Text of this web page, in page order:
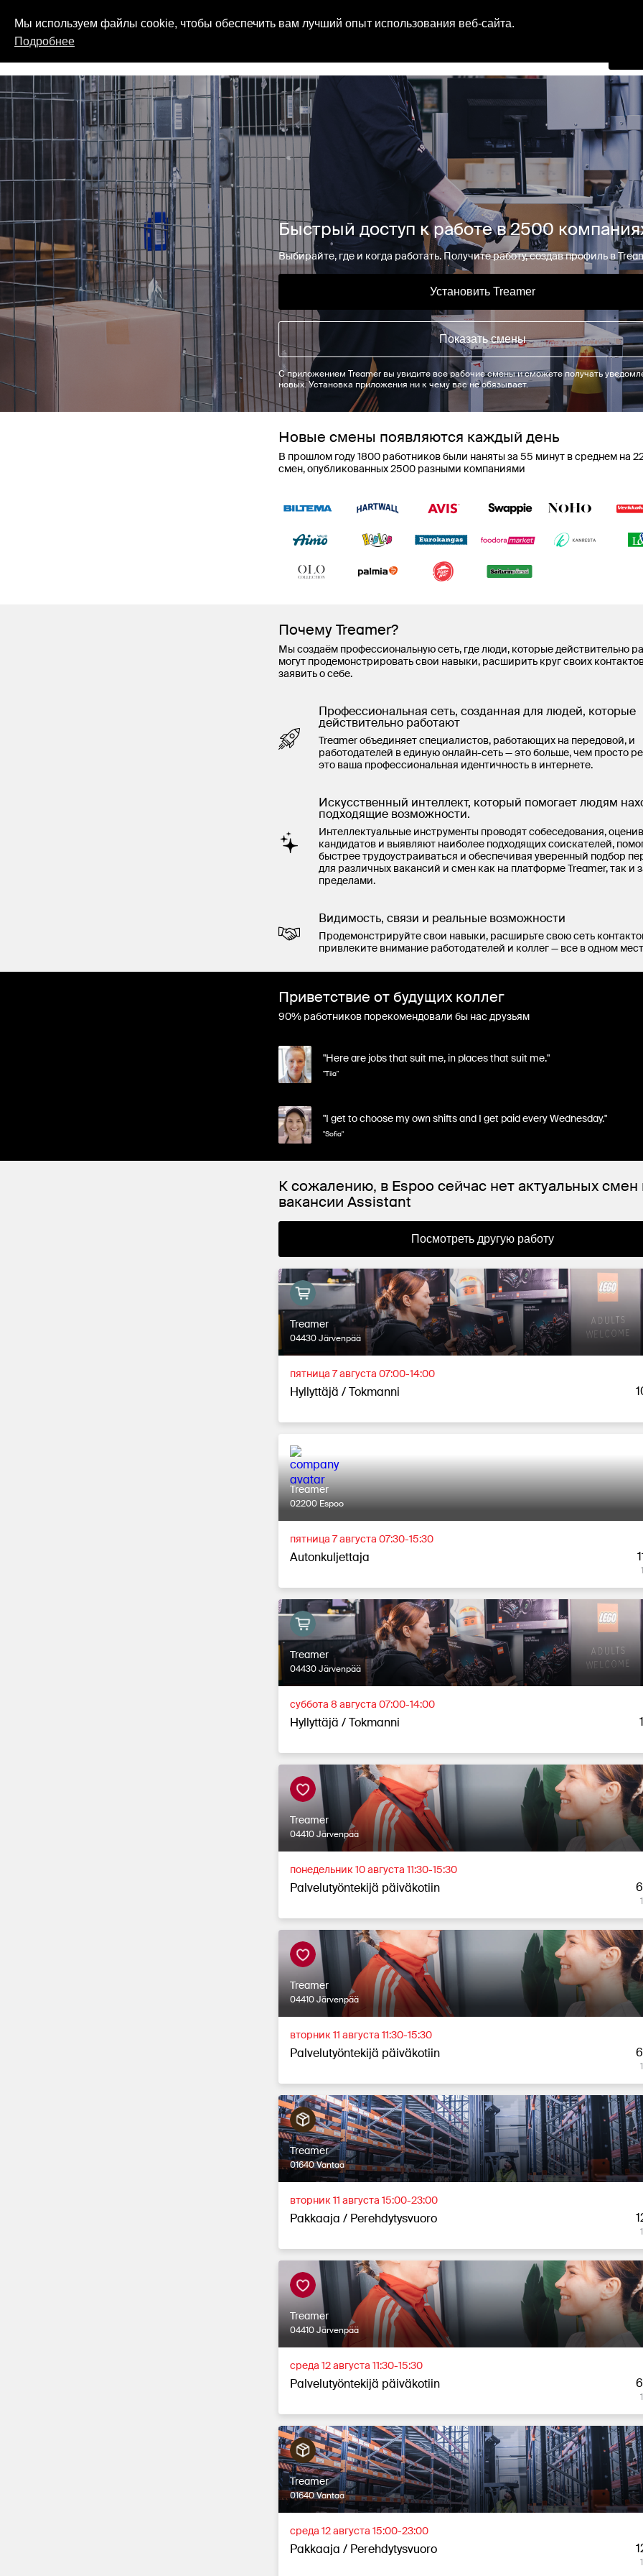
Быстрый доступ к работе в 2500
Выбирайте, где и когда работать. Получите работу, создав профиль в
Установить Treamer
Показать смены
С приложением Treamer вы увидите все рабочие смены и сможете получать
новых. Установка приложения ни к чему вас не обязывает.
Новые смены появляются каждый день
В прошлом году 1800 работников были наняты за 55 минут в среднем на
смен, опубликованных 2500 разными компаниями
Почему Treamer?
Мы создаём профессиональную сеть, где люди, которые действительно
могут продемонстрировать свои навыки, расширить круг своих
заявить о себе.
Профессиональная сеть, созданная для людей, которые
действительно работают
Treamer объединяет специалистов, работающих на передовой, и
работодателей в единую онлайн-сеть — это больше, чем просто
это ваша профессиональная идентичность в интернете.
Искусственный интеллект, который помогает людям
подходящие возможности.
Интеллектуальные инструменты проводят собеседования,
кандидатов и выявляют наиболее подходящих соискателей,
быстрее трудоустраиваться и обеспечивая уверенный подбор
для различных вакансий и смен как на платформе Treamer, так и
пределами.
Видимость, связи и реальные возможности
Продемонстрируйте свои навыки, расширьте свою сеть
привлеките внимание работодателей и коллег — все в одном
Приветствие от будущих коллег
90% работников порекомендовали бы нас друзьям
"Here are jobs that suit me, in places that suit me."
"Tiia"
"I get to choose my own shifts and I get paid every Wednesday."
"Sofia"
К сожалению, в Espoo сейчас нет актуальных смен
вакансии Assistant
Посмотреть другую работу
Treamer
04430 Järvenpää
пятница 7 августа 07:00-14:00
Hyllyttäjä / Tokmanni
Treamer
02200 Espoo
пятница 7 августа 07:30-15:30
Autonkuljettaja
Treamer
04430 Järvenpää
суббота 8 августа 07:00-14:00
Hyllyttäjä / Tokmanni
Treamer
04410 Järvenpää
понедельник 10 августа 11:30-15:30
Palvelutyöntekijä päiväkotiin
Treamer
04410 Järvenpää
вторник 11 августа 11:30-15:30
Palvelutyöntekijä päiväkotiin
Treamer
01640 Vantaa
вторник 11 августа 15:00-23:00
Pakkaaja / Perehdytysvuoro
Treamer
04410 Järvenpää
среда 12 августа 11:30-15:30
Palvelutyöntekijä päiväkotiin
Treamer
01640 Vantaa
среда 12 августа 15:00-23:00
Pakkaaja / Perehdytysvuoro
Мы используем файлы cookie, чтобы обеспечить вам лучший опыт использования веб-сайта.
Подробнее